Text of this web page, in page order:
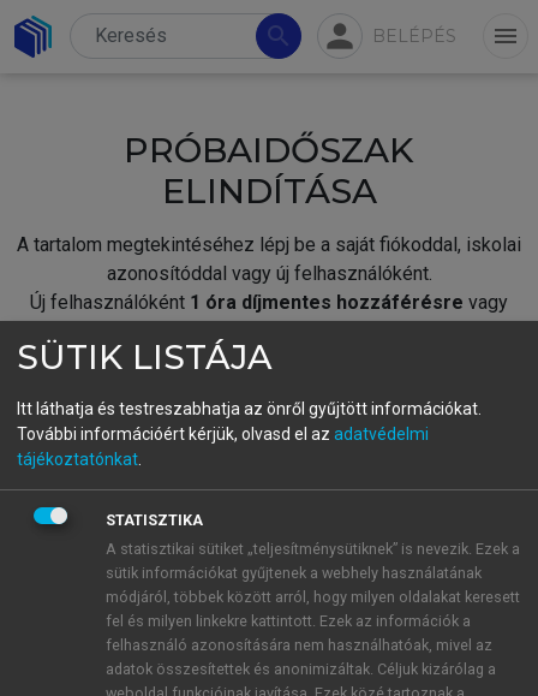
search person BELÉPÉS menu
PRÓBAIDŐSZAK
ELINDÍTÁSA
A tartalom megtekintéséhez lépj be a saját fiókoddal, iskolai
azonosítóddal vagy új felhasználóként.
Új felhasználóként 1 óra díjmentes hozzáférésre vagy
fiókoddal,vagy hozz létre új fiókot.
A regisztráció után apróbaidőszakautomatikusan
BELÉPÉS SAJÁT FIÓKKAL
ÚJ FIÓK LÉTREHOZÁSA
1 óra díjmentes hozzáférés
SÜTIK LISTÁJA
Itt láthatja és testreszabhatja az önről gyűjtött információkat.
További információért kérjük, olvasd el az adatvédelmi
tájékoztatónkat
STATISZTIKA
A statisztikai sütiket „teljesítménysütiknek” is nevezik. Ezek a
sütik információkat gyűjtenek a webhely használatának
módjáról, többek között arról, hogy milyen oldalakat keresett
fel és milyen linkekre kattintott. Ezek az információk a
felhasználó azonosítására nem használhatóak, mivel az
adatok összesítettek és anonimizáltak. Céljuk kizárólag a